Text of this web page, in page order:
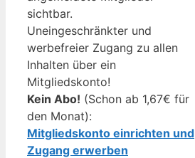
sichtbar.
Uneingeschränkter und
werbefreier Zugang zu allen
Inhalten über ein
Mitgliedskonto!
Kein Abo! (Schon ab 1,67€ für
den Monat):
Mitgliedskonto einrichten und
Zugang erwerben